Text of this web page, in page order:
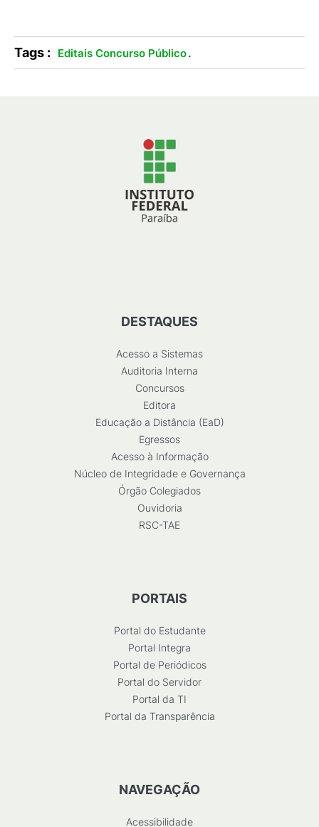
Tags : Editais Concurso Público.
DESTAQUES
Acesso a Sistemas
Auditoria Interna
Concursos
Editora
Educação a Distância (EaD)
Egressos
Acesso à Informação
Núcleo de Integridade e Governança
Órgão Colegiados
Ouvidoria
RSC-TAE
PORTAIS
Portal do Estudante
Portal Integra
Portal de Periódicos
Portal do Servidor
Portal da TI
Portal da Transparência
NAVEGAÇÃO
Acessibilidade